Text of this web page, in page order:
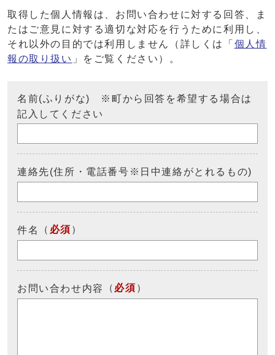
取得した個人情報は、お問い合わせに対する回答、ま
たはご意見に対する適切な対応を行うために利用し、
それ以外の目的では利用しません（詳しくは「 個人情
報の取り扱い 」をご覧ください）。
名前(ふりがな) ※町から回答を希望する場合は
記入してください
連絡先(住所・電話番号※日中連絡がとれるもの)
件名 （ 必須 ）
お問い合わせ内容 （ 必須 ）